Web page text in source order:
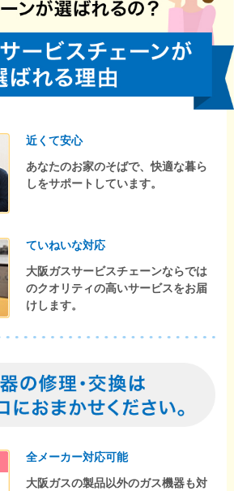
近くて安心
あなたのお家のそばで、快適な暮ら
しをサポートしています。
ていねいな対応
大阪ガスサービスチェーンならでは
のクオリティの高いサービスをお届
けします。
全メーカー対応可能
大阪ガスの製品以外のガス機器も対